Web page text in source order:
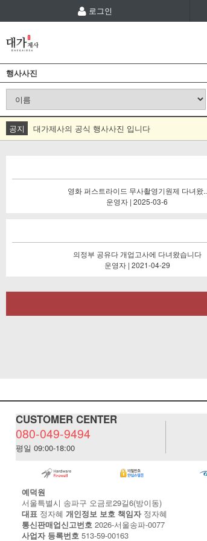
로그인
행사사진
공지 대가제사의 공식 행사사진 입니다
영화 퍼스트라이드 무사촬영기원제 다녀왔..
운영자 | 2025-03-6
의정부 공유다 개업고사에 다녀왔습니다
운영자 | 2021-04-29
CUSTOMER CENTER
080-049-9494
평일 09:00-18:00
예덕원
서울특별시 송파구 오금로29길6(방이동)
대표정자혜 개인정보 보호 책임자정자혜
통신판매업신고번호2026-서울송파-0077
사업자 등록번호513-59-00163